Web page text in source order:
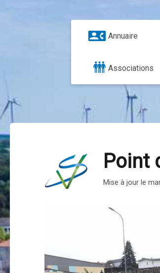
Annuaire
Associations
Point
Mise à jour le